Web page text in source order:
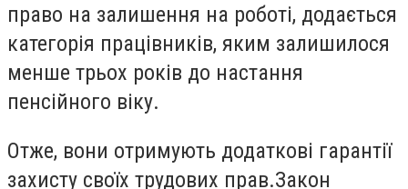
право на залишення на роботі, додається
категорія працівників, яким залишилося
менше трьох років до настання
пенсійного віку.
Отже, вони отримують додаткові гарантії
захисту своїх трудових прав.Закон